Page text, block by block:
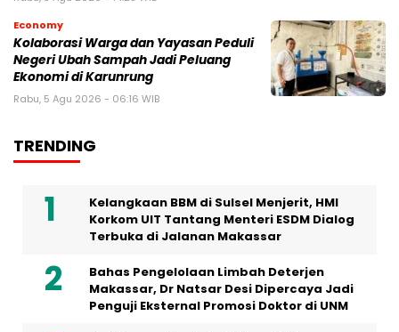
Economy
Kolaborasi Warga dan Yayasan Peduli
Negeri Ubah Sampah Jadi Peluang
Ekonomi di Karunrung
Rabu, 5 Agu 2026 - 06:16 WIB
TRENDING
Kelangkaan BBM di Sulsel Menjerit, HMI
Korkom UIT Tantang Menteri ESDM Dialog
Terbuka di Jalanan Makassar
Bahas Pengelolaan Limbah Deterjen
Makassar, Dr Natsar Desi Dipercaya Jadi
Penguji Eksternal Promosi Doktor di UNM